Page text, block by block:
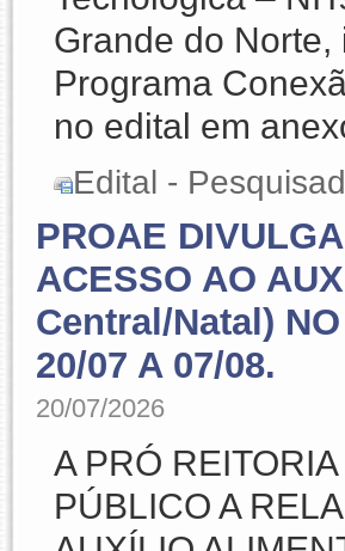
Grande do
Programa
no edital em
Edital -
PROAE
ACESSO AO
Central/Natal)
20/07 A 07/08.
20/07/2026
A PRÓ
PÚBLICO A